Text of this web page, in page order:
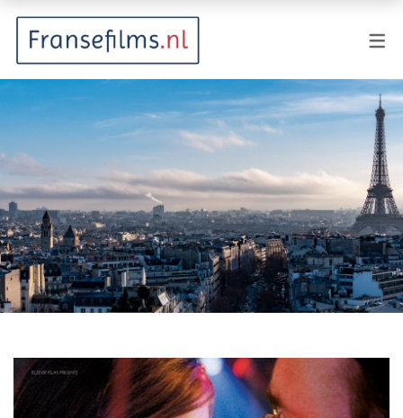
Animatie
Documentaire
Drama
Fantasy
Horror
Kostuumdrama